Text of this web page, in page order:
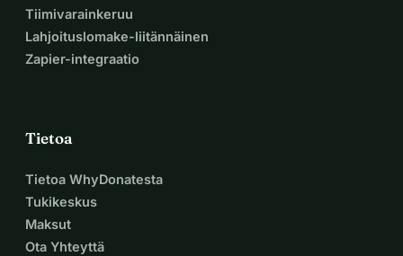
Tiimivarainkeruu
Lahjoituslomake-liitännäinen
Zapier-integraatio
Tietoa
Tietoa WhyDonatesta
Tukikeskus
Maksut
Ota Yhteyttä